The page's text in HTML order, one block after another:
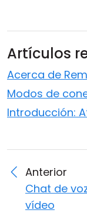
Artículos
Acerca de
Modos de
Introducción:
Anterior
Chat de
vídeo